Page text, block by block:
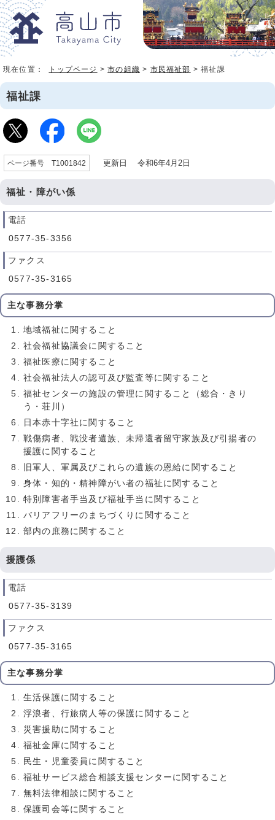
現在位置： トップページ >市の組織 > 市民福祉部 > 福祉課
福祉課
ページ番号 T1001842 更新日 令和6年4月2日
福祉・障がい係
電話
0577-35-3356
ファクス
0577-35-3165
主な事務分掌
地域福祉に関すること
社会福祉協議会に関すること
福祉医療に関すること
社会福祉法人の認可及び監査等に関すること
福祉センターの施設の管理に関すること（総合・きり
う・荘川）
日本赤十字社に関すること
戦傷病者、戦没者遺族、未帰還者留守家族及び引揚者の
援護に関すること
旧軍人、軍属及びこれらの遺族の恩給に関すること
身体・知的・精神障がい者の福祉に関すること
特別障害者手当及び福祉手当に関すること
バリアフリーのまちづくりに関すること
部内の庶務に関すること
援護係
電話
0577-35-3139
ファクス
0577-35-3165
主な事務分掌
生活保護に関すること
浮浪者、行旅病人等の保護に関すること
災害援助に関すること
福祉金庫に関すること
民生・児童委員に関すること
福祉サービス総合相談支援センターに関すること
無料法律相談に関すること
保護司会等に関すること